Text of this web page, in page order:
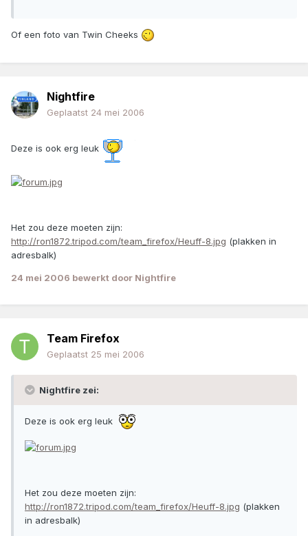
Of een foto van Twin Cheeks
Nightfire
Geplaatst 24 mei 2006
Deze is ook erg leuk
Het zou deze moeten zijn:
http://ron1872.tripod.com/team_firefox/Heuff-8.jpg (plakken in
adresbalk)
24 mei 2006 bewerkt door Nightfire
Team Firefox
Geplaatst 25 mei 2006
Nightfire zei:
Deze is ook erg leuk
Het zou deze moeten zijn:
http://ron1872.tripod.com/team_firefox/Heuff-8.jpg (plakken
in adresbalk)